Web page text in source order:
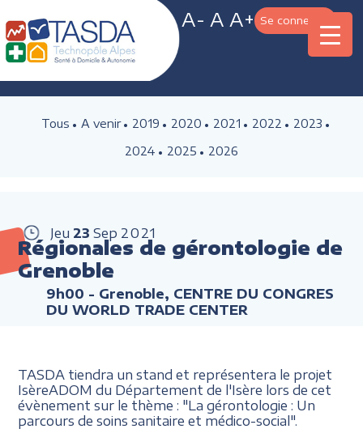
A- A A+ Se connecter
Tous A venir 2019 2020 2021 2022
2023
2024
2025 2026
Jeu 23 Sep 2021
Régionales de gérontologie de
Grenoble
9h00 - Grenoble, CENTRE DU CONGRES
DU WORLD TRADE CENTER
TASDA tiendra un stand et représentera le projet
IsèreADOM du Département de l'Isère lors de cet
évènement sur le thème : "La gérontologie : Un
parcours de soins sanitaire et médico-social".